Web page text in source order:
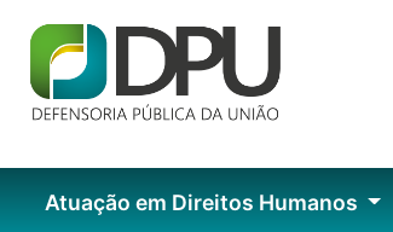
Atuação em Direitos Humanos